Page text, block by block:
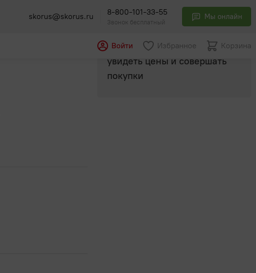
skorus@skorus.ru 8-800-101-33-55
Звонок бесплатный
Мы онлайн
Войти Избранное Корзина
Авторизуйтесь, чтобы
увидеть цены и совершать
покупки